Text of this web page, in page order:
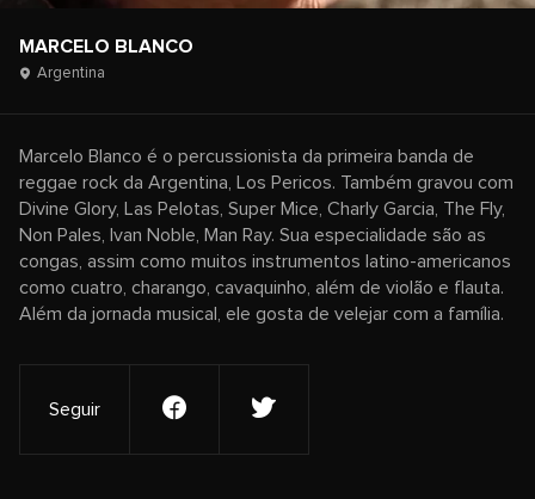
MARCELO BLANCO
Argentina
Marcelo Blanco é o percussionista da primeira banda de
reggae rock da Argentina, Los Pericos. Também gravou com
Divine Glory, Las Pelotas, Super Mice, Charly Garcia, The Fly,
Non Pales, Ivan Noble, Man Ray. Sua especialidade são as
congas, assim como muitos instrumentos latino-americanos
como cuatro, charango, cavaquinho, além de violão e flauta.
Além da jornada musical, ele gosta de velejar com a família.
Seguir